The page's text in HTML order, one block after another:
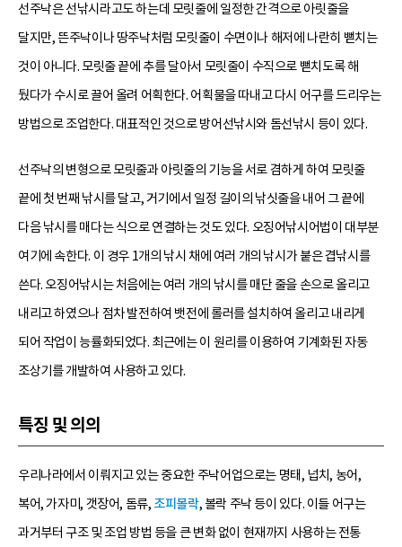
선주낙은 선낚시라고도 하는데 모릿줄에 일정한 간격으로 아릿줄을
달지만, 뜬주낙이나 땅주낙처럼 모릿줄이 수면이나 해저에 나란히 뻗치는
것이 아니다. 모릿줄 끝에 추를 달아서 모릿줄이 수직으로 뻗치도록 해
뒀다가 수시로 끌어 올려 어획한다. 어획물을 따내고 다시 어구를 드리우는
방법으로 조업한다. 대표적인 것으로 방어선낚시와 돔선낚시 등이 있다.
선주낙의 변형으로 모릿줄과 아릿줄의 기능을 서로 겸하게 하여 모릿줄
끝에 첫 번째 낚시를 달고, 거기에서 일정 길이의 낚싯줄을 내어 그 끝에
다음 낚시를 매다는 식으로 연결하는 것도 있다. 오징어낚시어법이 대부분
여기에 속한다. 이 경우 1개의 낚시 채에 여러 개의 낚시가 붙은 겹낚시를
쓴다. 오징어낚시는 처음에는 여러 개의 낚시를 매단 줄을 손으로 올리고
내리고 하였으나 점차 발전하여 뱃전에 롤러를 설치하여 올리고 내리게
되어 작업이 능률화되었다. 최근에는 이 원리를 이용하여 기계화된 자동
조상기를 개발하여 사용하고 있다.
특징 및 의의
우리나라에서 이뤄지고 있는 중요한 주낙어업으로는 명태, 넙치, 농어,
복어, 가자미, 갯장어, 돔류, 조피볼락, 볼락 주낙 등이 있다. 이들 어구는
과거부터 구조 및 조업 방법 등을 큰 변화 없이 현재까지 사용하는 전통